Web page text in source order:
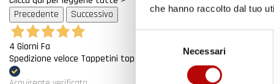
che hanno raccolto dal tuo
Necessari
Precedente
Successivo
4 Giorni Fa
Spedizione veloce Tappetini top
Hatchback
Prezzo